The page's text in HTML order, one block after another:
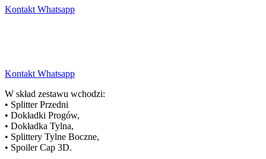
Kontakt Whatsapp
Kontakt Whatsapp
W skład zestawu wchodzi:
• Splitter Przedni
• Dokładki Progów,
• Dokładka Tylna,
• Splittery Tylne Boczne,
• Spoiler Cap 3D.